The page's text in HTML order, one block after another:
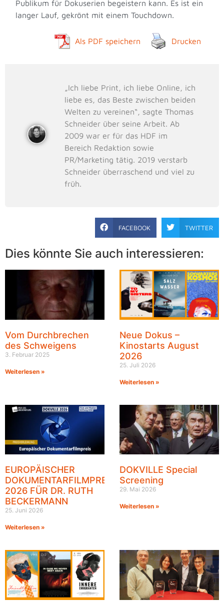
Publikum für Dokuserien begeistern kann. Es ist ein
langer Lauf, gekrönt mit einem Touchdown.
Als PDF speichern Drucken
„Ich liebe Print, ich liebe Online, ich
liebe es, das Beste zwischen beiden
Welten zu vereinen“, sagte Thomas
Schneider über seine Arbeit. Ab
2009 war er für das HDF im
Bereich Redaktion sowie
PR/Marketing tätig. 2019 verstarb
Schneider überraschend und viel zu
früh.
FACEBOOK TWITTER
Dies könnte Sie auch interessieren:
Vom Durchbrechen
des Schweigens
3. Februar 2025
Weiterlesen »
Neue Dokus –
Kinostarts August
2026
25. Juli 2026
Weiterlesen »
EUROPÄISCHER
DOKUMENTARFILMPREIS
2026 FÜR DR. RUTH
BECKERMANN
25. Juni 2026
Weiterlesen »
DOKVILLE Special
Screening
29. Mai 2026
Weiterlesen »